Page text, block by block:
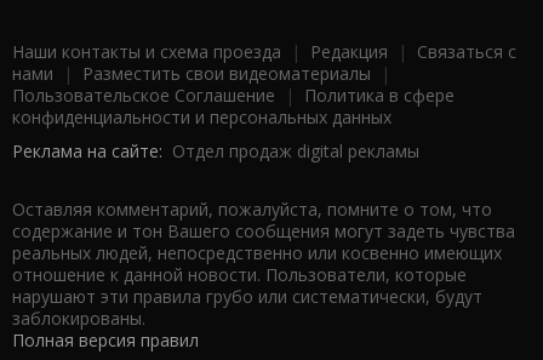
Наши контакты и схема проезда | Редакция | Связаться с
нами | Разместить свои видеоматериалы |
Пользовательское Соглашение |
Политика в сфере
конфиденциальности и персональных данных
Реклама на сайте: Отдел продаж digital рекламы
Оставляя комментарий, пожалуйста, помните о том, что
содержание и тон Вашего сообщения могут задеть чувства
реальных людей, непосредственно или косвенно имеющих
отношение к данной новости. Пользователи, которые
нарушают эти правила грубо или систематически, будут
заблокированы.
Полная версия правил